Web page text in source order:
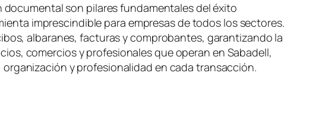
documental son pilares fundamentales del éxito
imprescindible para empresas de todos los sectores.
albaranes, facturas y comprobantes, garantizando la
comercios y profesionales que operan en Sabadell,
y profesionalidad en cada transacción.